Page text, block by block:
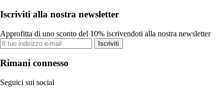
Iscriviti alla nostra newsletter
Approfitta di uno sconto del 10% iscrivendoti alla nostra newsletter
Iscriviti
Rimani connesso
Seguici sui social